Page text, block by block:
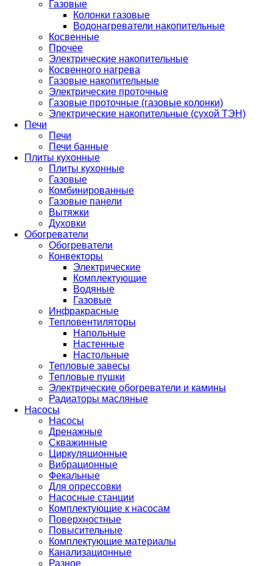
Газовые
Колонки газовые
Водонагреватели накопительные
Косвенные
Прочее
Электрические накопительные
Косвенного нагрева
Газовые накопительные
Электрические проточные
Газовые проточные (газовые колонки)
Электрические накопительные (сухой ТЭН)
Печи
Печи
Печи банные
Плиты кухонные
Плиты кухонные
Газовые
Комбинированные
Газовые панели
Вытяжки
Духовки
Обогреватели
Обогреватели
Конвекторы
Электрические
Комплектующие
Водяные
Газовые
Инфракрасные
Тепловентиляторы
Напольные
Настенные
Настольные
Тепловые завесы
Тепловые пушки
Электрические обогреватели и камины
Радиаторы масляные
Насосы
Насосы
Дренажные
Скважинные
Циркуляционные
Вибрационные
Фекальные
Для опрессовки
Насосные станции
Комплектующие к насосам
Поверхностные
Повысительные
Комплектующие материалы
Канализационные
Разное